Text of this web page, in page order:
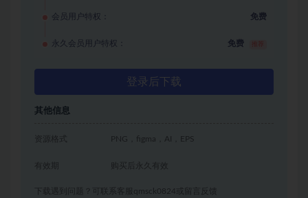
会员用户特权： 免费
永久会员用户特权： 免费
登录后下载
其他信息
资源格式 PNG，figma，AI，EPS
有效期 购买后永久有效
下载遇到问题？可联系客服qmsck0824或留言反馈